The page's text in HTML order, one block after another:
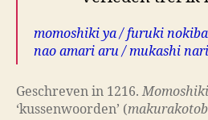
momoshiki ya / furuki
nao amari aru / mukashi
Geschreven in 1216.Momoshiki
‘kussenwoorden’ (